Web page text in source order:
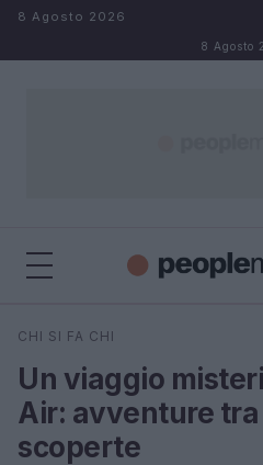
Salta al contenuto
8 Agosto 2026
8 Agosto
Cerca
CHI SI FA CHI
Un viaggio
Air: avventure
scoperte